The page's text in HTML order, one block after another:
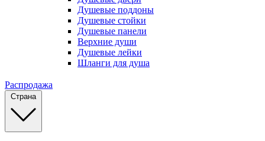
Душевые поддоны
Душевые стойки
Душевые панели
Верхние души
Душевые лейки
Шланги для душа
Распродажа
Страна